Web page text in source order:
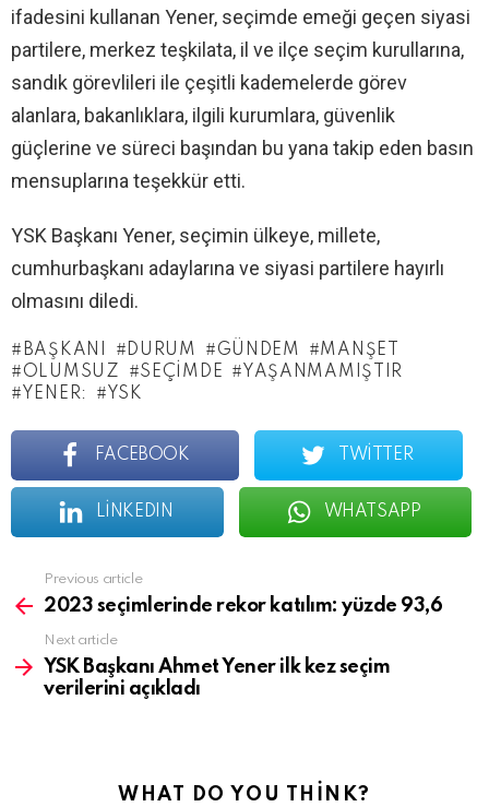
ifadesini kullanan Yener, seçimde emeği geçen siyasi
partilere, merkez teşkilata, il ve ilçe seçim kurullarına,
sandık görevlileri ile çeşitli kademelerde görev
alanlara, bakanlıklara, ilgili kurumlara, güvenlik
güçlerine ve süreci başından bu yana takip eden basın
mensuplarına teşekkür etti.
YSK Başkanı Yener, seçimin ülkeye, millete,
cumhurbaşkanı adaylarına ve siyasi partilere hayırlı
olmasını diledi.
BAŞKANI DURUM GÜNDEM
MANŞET
OLUMSUZ
SEÇIMDE
YAŞANMAMIŞTIR
YENER:
YSK
FACEBOOK TWITTER
LINKEDIN WHATSAPP
more
Previous article
2023 seçimlerinde rekor katılım: yüzde 93,6
Next article
YSK Başkanı Ahmet Yener ilk kez seçim
verilerini açıkladı
WHAT DO YOU THINK?